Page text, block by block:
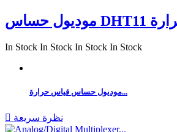
In Stock In Stock In Stock In Stock
موديول حساس قياس حرارة...
 نظرة سريعة